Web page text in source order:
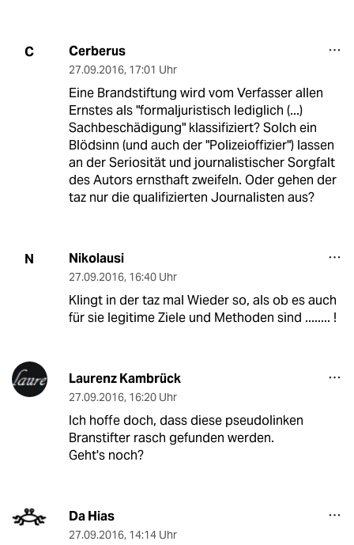
C Cerberus
27.09.2016, 17:01 Uhr
Eine Brandstiftung wird vom Verfasser allen
Ernstes als "formaljuristisch lediglich (...)
Sachbeschädigung" klassifiziert? Solch ein
Blödsinn (und auch der "Polizeioffizier") lassen
an der Seriosität und journalistischer Sorgfalt
des Autors ernsthaft zweifeln. Oder gehen der
taz nur die qualifizierten Journalisten aus?
N Nikolausi
27.09.2016, 16:40 Uhr
Klingt in der taz mal Wieder so, als ob es auch
für sie legitime Ziele und Methoden sind ........ !
Laurenz Kambrück
27.09.2016, 16:20 Uhr
Ich hoffe doch, dass diese pseudolinken
Branstifter rasch gefunden werden.
Geht's noch?
Da Hias
27.09.2016, 14:14 Uhr